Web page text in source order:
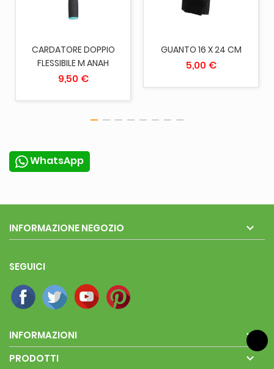
CARDATORE DOPPIO
FLESSIBILE M ANAH
9,50 €
GUANTO 16 X 24 CM
5,00 €
WhatsApp
INFORMAZIONE NEGOZIO 
SEGUICI
INFORMAZIONI 
PRODOTTI 